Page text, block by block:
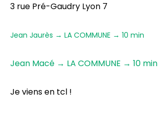
3 rue Pré-Gaudry Lyon 7
Jean Jaurès → LA COMMUNE → 10 min
Jean Macé → LA COMMUNE → 10 min
Je viens en tcl !